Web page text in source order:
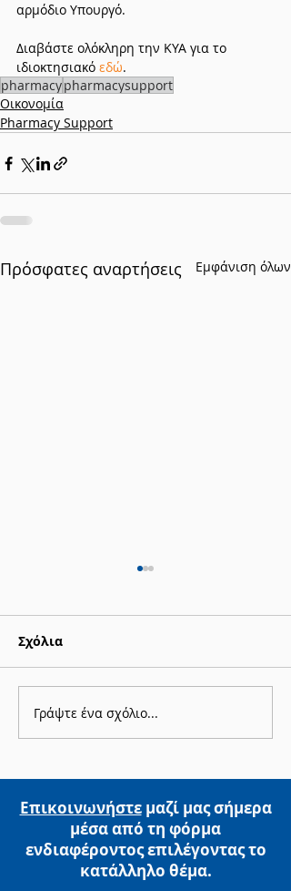
αρμόδιο Υπουργό.
Διαβάστε ολόκληρη την ΚΥΑ για το
ιδιοκτησιακό εδώ.
pharmacypharmacysupport
Οικονομία
Pharmacy Support
Πρόσφατες αναρτήσεις Εμφάνιση όλων
ΝΕΟ: «Ελλείψεις: Πώς
να διαχειριστούμε
αποθέματα», γράφει ο
Γ. Κοντάκος
Σχόλια
Γράψτε ένα σχόλιο...
Επικοινωνήστεμαζί μας σήμερα
μέσα από τη φόρμα
ενδιαφέροντος επιλέγονταςτο
κατάλληλο θέμα.